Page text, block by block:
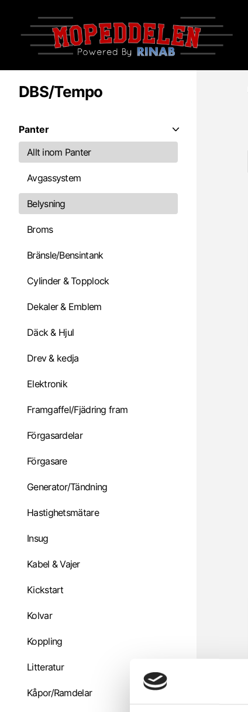
DBS/Tempo
Panter
Allt inom Panter
Avgassystem
Belysning
Broms
Bränsle/Bensintank
Cylinder & Topplock
Dekaler & Emblem
Däck & Hjul
Drev & kedja
Elektronik
Framgaffel/Fjädring fram
Förgasardelar
Förgasare
Generator/Tändning
Hastighetsmätare
Insug
Kabel & Vajer
Kickstart
Kolvar
Koppling
Litteratur
Kåpor/Ramdelar